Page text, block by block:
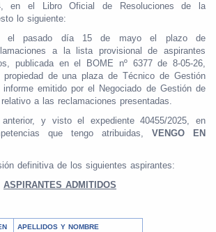
en el Libro Oficial de Resoluciones de la
lo siguiente:
el pasado día 15 de mayo el plazo de
a la lista provisional de aspirantes
publicada en el BOME nº 6377 de 8-05-26,
de una plaza de Técnico de Gestión
emitido por el Negociado de Gestión de
a las reclamaciones presentadas.
y visto el expediente 40455/2025, en
que tengo atribuidas, VENGO EN
definitiva de los siguientes aspirantes:
ASPIRANTES ADMITIDOS
APELLIDOS Y NOMBRE